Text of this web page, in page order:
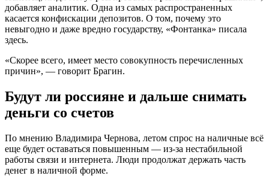
добавляет аналитик. Одна из самых распространенных
касается конфискации депозитов. О том, почему это
невыгодно и даже вредно государству, «Фонтанка» писала
здесь.
«Скорее всего, имеет место совокупность перечисленных
причин», — говорит Брагин.
Будут ли россияне и дальше снимать
деньги со счетов
По мнению Владимира Чернова, летом спрос на наличные всё
еще будет оставаться повышенным — из-за нестабильной
работы связи и интернета. Люди продолжат держать часть
денег в наличной форме.